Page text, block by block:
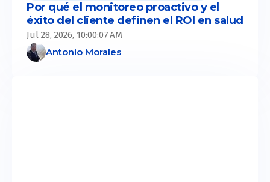
Por qué el monitoreo proactivo y el
éxito del cliente definen el ROI en salud
Jul 28, 2026, 10:00:07 AM
Antonio Morales